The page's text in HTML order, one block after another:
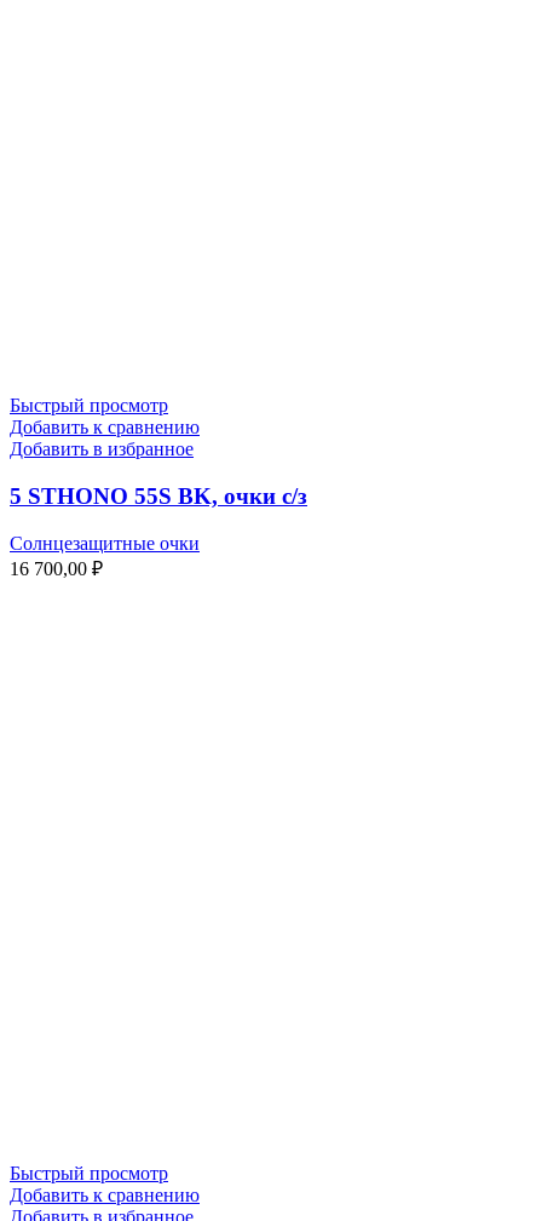
Быстрый просмотр
Добавить к сравнению
Добавить в избранное
5 STHONO 55S BK, очки с/з
Солнцезащитные очки
16 700,00 ₽
Быстрый просмотр
Добавить к сравнению
Добавить в избранное